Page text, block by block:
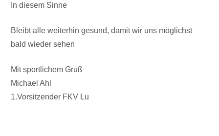
In diesem Sinne
Bleibt alle weiterhin gesund, damit wir uns möglichst
bald wieder sehen
Mit sportlichem Gruß
Michael Ahl
1.Vorsitzender FKV Lu